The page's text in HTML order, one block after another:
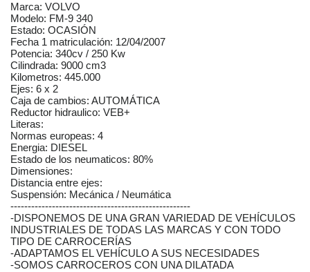
Marca: VOLVO
Modelo: FM-9 340
Estado: OCASIÓN
Fecha 1 matriculación: 12/04/2007
Potencia: 340cv / 250 Kw
Cilindrada: 9000 cm3
Kilometros: 445.000
Ejes: 6 x 2
Caja de cambios: AUTOMÁTICA
Reductor hidraulico: VEB+
Literas:
Normas europeas: 4
Energia: DIESEL
Estado de los neumaticos: 80%
Dimensiones:
Distancia entre ejes:
Suspensión: Mecánica / Neumática
----------------------------------------------------
-DISPONEMOS DE UNA GRAN VARIEDAD DE VEHÍCULOS
INDUSTRIALES DE TODAS LAS MARCAS Y CON TODO
TIPO DE CARROCERÍAS
-ADAPTAMOS EL VEHÍCULO A SUS NECESIDADES
-SOMOS CARROCEROS CON UNA DILATADA